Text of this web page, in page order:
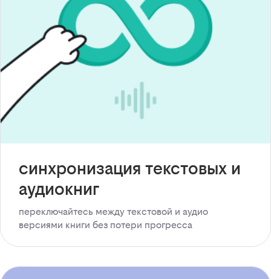
синхронизация текстовых и
аудиокниг
переключайтесь между текстовой и аудио
версиями книги без потери прогресса